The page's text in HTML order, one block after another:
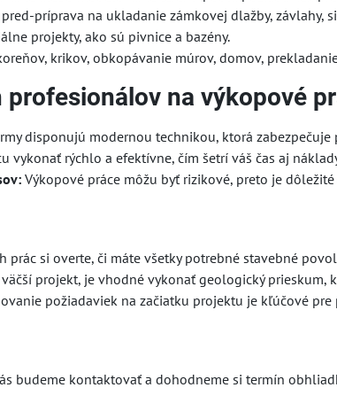
príprava na ukladanie zámkovej dlažby, závlahy,
projekty, ako sú pivnice a bazény.
krikov, obkopávanie múrov, domov,
na výkopové
disponujú modernou technikou, ktorá zabezpečuje
vykonať rýchlo a efektívne, čím šetrí váš čas aj
Výkopové práce môžu byť rizikové, preto je
prác si overte, či máte všetky potrebné stavebné
projekt, je vhodné vykonať geologický prieskum,
požiadaviek na začiatku projektu je kľúčové pre
budeme kontaktovať a dohodneme si termín